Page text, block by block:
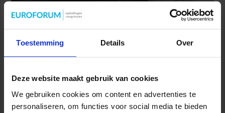
Toestemming Details Over
Deze website maakt gebruik van cookies
We gebruiken cookies om content en advertenties te
personaliseren, om functies voor social media te bieden
Geactualiseerde handreiking helpt organisaties bij
8 augustus 2026